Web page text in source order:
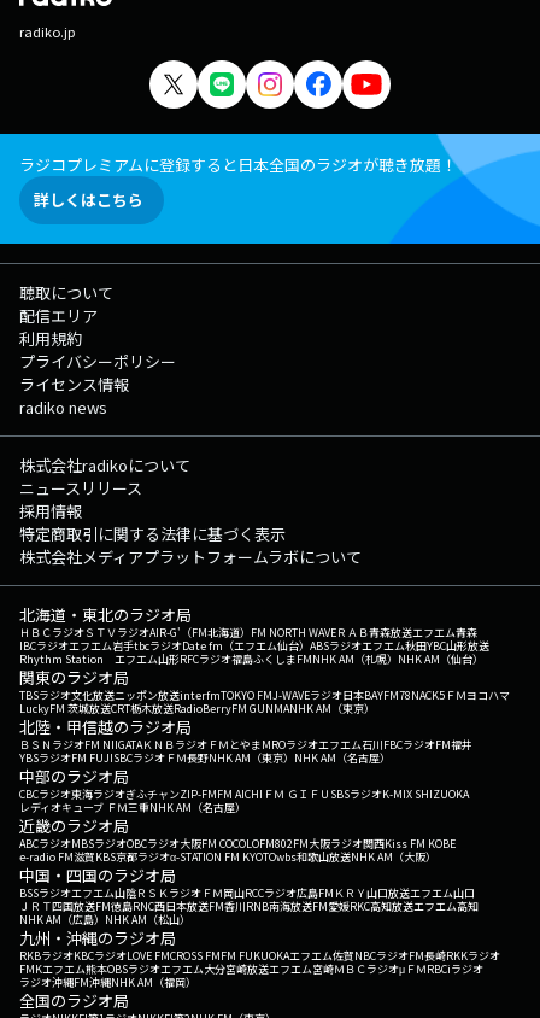
radiko.jp
ラジコプレミアムに登録すると日本全国のラジオが聴き放題！
詳しくはこちら
聴取について
配信エリア
利用規約
プライバシーポリシー
ライセンス情報
radiko news
株式会社radikoについて
ニュースリリース
採用情報
特定商取引に関する法律に基づく表示
株式会社メディアプラットフォームラボについて
北海道・東北のラジオ局
ＨＢＣラジオＳＴＶラジオAIR-G'（FM北海道） FM NORTH WAVEＲＡＢ青森放送エフエム青森
IBCラジオエフエム岩手tbcラジオDate fm（エフエム仙台） ABSラジオエフエム秋田YBC山形放送
Rhythm Station エフエム山形RFCラジオ福島ふくしまFMNHK AM（札幌） NHK AM（仙台）
関東のラジオ局
TBSラジオ文化放送ニッポン放送interfmTOKYO FMJ-WAVEラジオ日本BAYFM78NACK5 ＦＭヨコハマ
LuckyFM 茨城放送CRT栃木放送RadioBerryFM GUNMANHK AM（東京）
北陸・甲信越のラジオ局
ＢＳＮラジオFM NIIGATAＫＮＢラジオ ＦＭとやまMROラジオエフエム石川FBCラジオFM福井
YBSラジオFM FUJISBCラジオ ＦＭ長野NHK AM（東京） NHK AM（名古屋）
中部のラジオ局
CBCラジオ東海ラジオぎふチャンZIP-FMFM AICHI ＦＭ ＧＩＦＵ SBSラジオK-MIX SHIZUOKA
レディオキューブ ＦＭ三重NHK AM（名古屋）
近畿のラジオ局
ABCラジオMBSラジオOBCラジオ大阪FM COCOLOFM802FM大阪ラジオ関西Kiss FM KOBE
e-radio FM滋賀KBS京都ラジオα-STATION FM KYOTOwbs和歌山放送NHK AM（大阪）
中国・四国のラジオ局
BSSラジオエフエム山陰ＲＳＫラジオ ＦＭ岡山RCCラジオ広島FM ＫＲＹ山口放送エフエム山口
ＪＲＴ四国放送FM徳島RNC西日本放送FM香川RNB南海放送FM愛媛RKC高知放送エフエム高知
NHK AM（広島） NHK AM（松山）
九州・沖縄のラジオ局
RKBラジオKBCラジオLOVE FMCROSS FMFM FUKUOKAエフエム佐賀NBCラジオFM長崎RKKラジオ
FMKエフエム熊本OBSラジオエフエム大分宮崎放送エフエム宮崎ＭＢＣラジオμＦＭRBCiラジオ
ラジオ沖縄FM沖縄NHK AM（福岡）
全国のラジオ局